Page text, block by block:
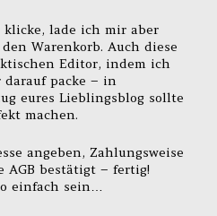
klicke, lade ich mir aber
Warenkorb. Auch diese
Editor, indem ich
packe – in
eures Lieblingsblog sollte
machen.
angeben, Zahlungsweise
AGB bestätigt – fertig!
einfach sein…